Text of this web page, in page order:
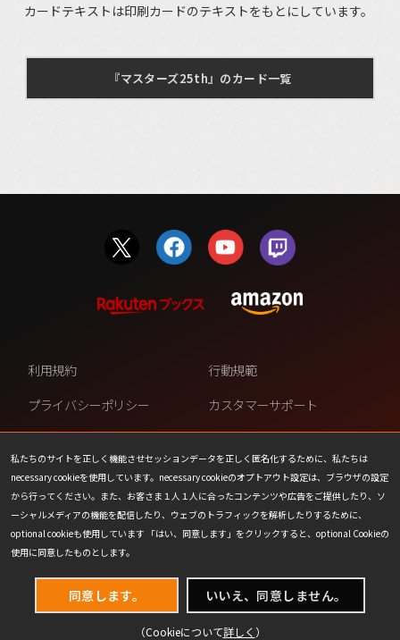
カードテキストは印刷カードのテキストをもとにしています。
『マスターズ25th』のカード一覧
私たちのサイトを正しく機能させセッションデータを正しく匿名化するために、私たちは
necessary cookieを使用しています。necessary cookieのオプトアウト設定は、ブラウザの設定
から行ってください。また、お客さま１人１人に合ったコンテンツや広告をご提供したり、ソ
ーシャルメディアの機能を配信したり、ウェブのトラフィックを解析したりするために、
optional cookieも使用しています 「はい、同意します」をクリックすると、optional Cookieの
使用に同意したものとします。
同意します。 いいえ、同意しません。
（Cookieについて詳しく ）
利用規約
行動規範
プライバシーポリシー
カスタマーサポート
ファンコンテンツ・ポリシー
個人情報の販売や共有を許可し
ない
COOKIE
プレスリリース
会社情報
お問い合わせ